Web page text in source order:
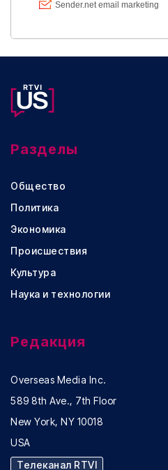
Разделы
Общество
Политика
Экономика
Происшествия
Культура
Наука и технологии
Редакция
Overseas Media Inc.
589 8th Ave., 7th Floor
New York, NY 10018
USA
Телеканал RTVI